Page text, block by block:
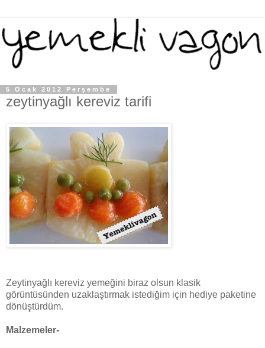
5 Ocak 2012 Perşembe
zeytinyağlı kereviz tarifi
Zeytinyağlı kereviz yemeğini biraz olsun klasik
görüntüsünden uzaklaştırmak istediğim için hediye paketine
dönüştürdüm.
Malzemeler-